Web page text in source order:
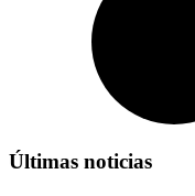
Últimas noticias